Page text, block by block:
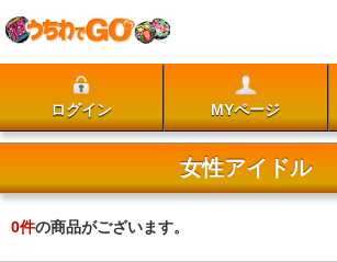
ログイン MYページ
女性アイドル
0件の商品がございます。